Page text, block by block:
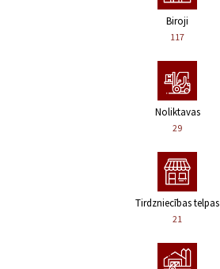
Biroji
117
Noliktavas
29
Tirdzniecības telpas
21